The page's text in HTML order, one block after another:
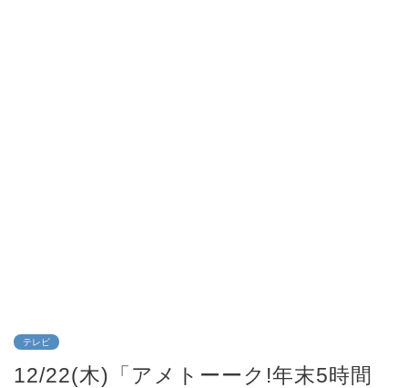
テレビ
12/22(木)「アメトーーク!年末5時間